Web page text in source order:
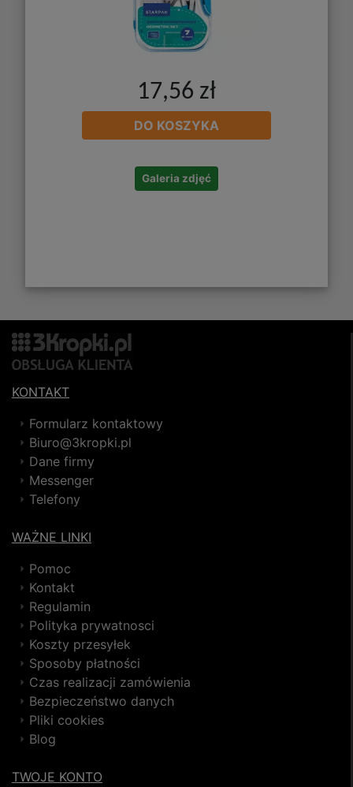
17,56 zł
DO KOSZYKA
Galeria zdjęć
KONTAKT
Formularz kontaktowy
Biuro@3kropki.pl
Dane firmy
Messenger
Telefony
WAŻNE LINKI
Pomoc
Kontakt
Regulamin
Polityka prywatnosci
Koszty przesyłek
Sposoby płatności
Czas realizacji zamówienia
Bezpieczeństwo danych
Pliki cookies
Blog
TWOJE KONTO